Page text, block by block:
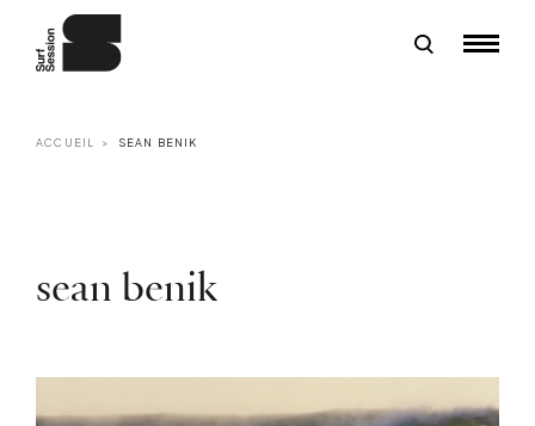
ACCUEIL SEAN BENIK
sean benik